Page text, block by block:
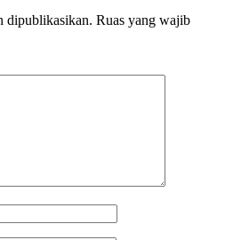
dipublikasikan. Ruas yang wajib